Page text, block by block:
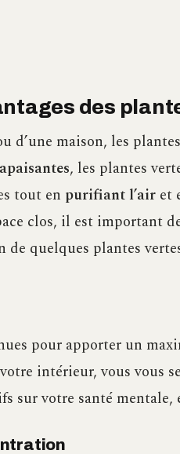
des
d’une maison, les
apaisantes, les plantes
tout en purifiant l’air et
clos, il est important
quelques plantes
pour apporter un
intérieur, vous vous
sur votre santé